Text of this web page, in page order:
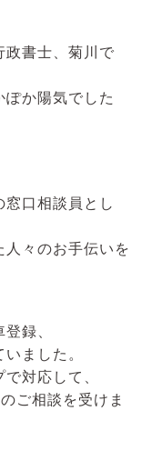
政書士、菊川で
か陽気でした
口相談員とし
々のお手伝いを
録、
ました。
対応して、
ご相談を受けま